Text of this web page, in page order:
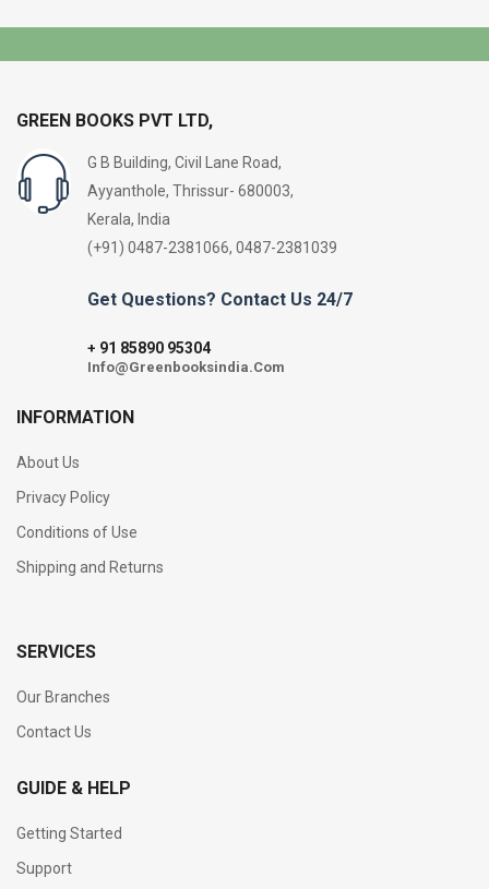
GREEN BOOKS PVT LTD,
G B Building, Civil Lane Road,
Ayyanthole, Thrissur- 680003,
Kerala, India
(+91) 0487-2381066, 0487-2381039
Get Questions? Contact Us 24/7
+ 91 85890 95304
Info@Greenbooksindia.Com
INFORMATION
About Us
Privacy Policy
Conditions of Use
Shipping and Returns
SERVICES
Our Branches
Contact Us
GUIDE & HELP
Getting Started
Support